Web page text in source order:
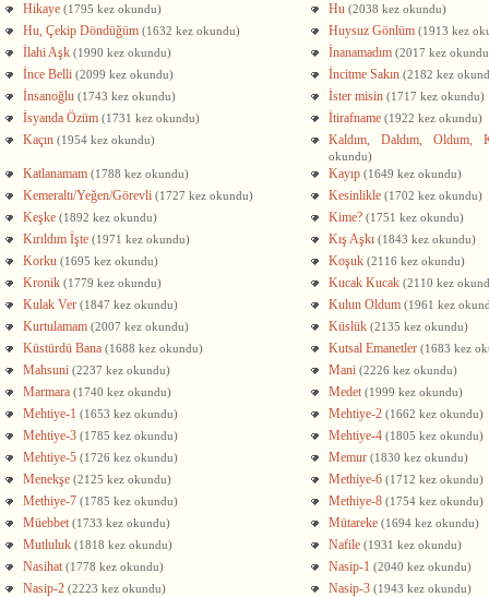
Hikaye (1795 kez okundu) Hu (2038 kez okundu)
Hu, Çekip Döndüğüm (1632 kez okundu) Huysuz Gönlüm (1913 kez
İlahi Aşk (1990 kez okundu) İnanamadım (2017 kez
İnce Belli (2099 kez okundu) İncitme Sakın (2182 kez
İnsanoğlu (1743 kez okundu) İster misin (1717 kez okundu)
İsyanda Özüm (1731 kez okundu) İtirafname (1922 kez okundu)
Kaçın (1954 kez okundu) Kaldım, Daldım, Oldum,
okundu)
Katlanamam (1788 kez okundu) Kayıp (1649 kez okundu)
Kemeraltı/Yeğen/Görevli (1727 kez okundu) Kesinlikle (1702 kez okundu)
Keşke (1892 kez okundu) Kime? (1751 kez okundu)
Kırıldım İşte (1971 kez okundu) Kış Aşkı (1843 kez okundu)
Korku (1695 kez okundu) Koşuk (2116 kez okundu)
Kronik (1779 kez okundu) Kucak Kucak (2110 kez
Kulak Ver (1847 kez okundu) Kulun Oldum (1961 kez
Kurtulamam (2007 kez okundu) Küslük (2135 kez okundu)
Küstürdü Bana (1688 kez okundu) Kutsal Emanetler (1683 kez
Mahsuni (2237 kez okundu) Mani (2226 kez okundu)
Marmara (1740 kez okundu) Medet (1999 kez okundu)
Mehtiye-1 (1653 kez okundu) Mehtiye-2 (1662 kez okundu)
Mehtiye-3 (1785 kez okundu) Mehtiye-4 (1805 kez okundu)
Mehtiye-5 (1726 kez okundu) Memur (1830 kez okundu)
Menekşe (2125 kez okundu) Methiye-6 (1712 kez okundu)
Methiye-7 (1785 kez okundu) Methiye-8 (1754 kez okundu)
Müebbet (1733 kez okundu) Mütareke (1694 kez okundu)
Mutluluk (1818 kez okundu) Nafile (1931 kez okundu)
Nasihat (1778 kez okundu) Nasip-1 (2040 kez okundu)
Nasip-2 (2223 kez okundu) Nasip-3 (1943 kez okundu)